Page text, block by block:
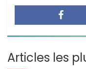
Articles les